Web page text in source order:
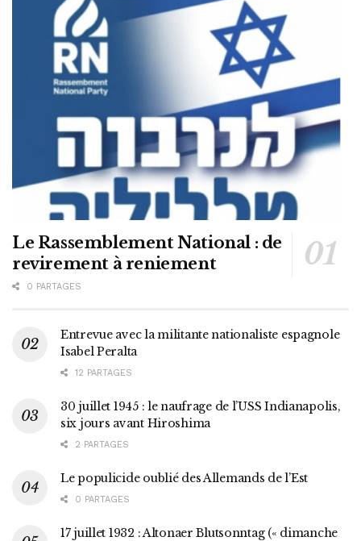
Le Rassemblement National : de
revirement à reniement
0 PARTAGES
Entrevue avec la militante nationaliste espagnole
Isabel Peralta
12 PARTAGES
30 juillet 1945 : le naufrage de l’USS Indianapolis,
six jours avant Hiroshima
2 PARTAGES
Le populicide oublié des Allemands de l’Est
0 PARTAGES
17 juillet 1932 : Altonaer Blutsonntag (« dimanche